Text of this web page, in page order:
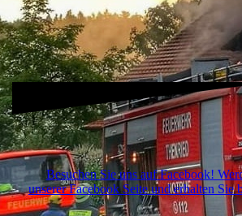
Besuchen Sie uns auf Facebook!
unserer Facebook Seite und erhalten Sie